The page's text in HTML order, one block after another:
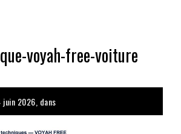
voyah-free-voiture
juin 2026, dans